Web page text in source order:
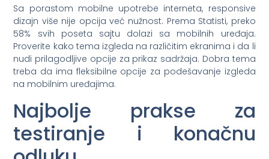
Sa porastom mobilne upotrebe interneta, responsive
dizajn više nije opcija već nužnost. Prema Statisti, preko
58% svih poseta sajtu dolazi sa mobilnih uređaja.
Proverite kako tema izgleda na različitim ekranima i da li
nudi prilagodljive opcije za prikaz sadržaja. Dobra tema
treba da ima fleksibilne opcije za podešavanje izgleda
na mobilnim uređajima.
Najbolje prakse za
testiranje i konačnu